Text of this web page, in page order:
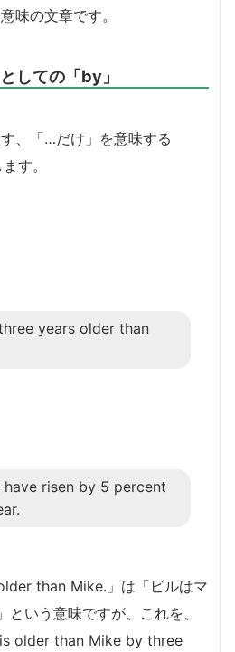
味の文章です。
しての「by」
、「…だけ」を意味する
す。
years older than
have risen by 5 percent
than Mike.」は「ビルはマ
いう意味ですが、これを、
is older than Mike by three